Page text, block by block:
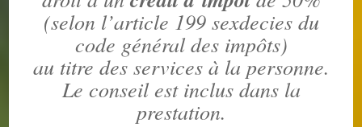
(selon l’article 199 sexdecies du
code général des impôts)
au titre des services à la personne.
Le conseil est inclus dans la
prestation.